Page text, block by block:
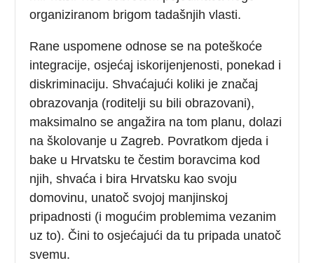
organiziranom brigom tadašnjih vlasti.
Rane uspomene odnose se na poteškoće
integracije, osjećaj iskorijenjenosti, ponekad i
diskriminaciju. Shvaćajući koliki je značaj
obrazovanja (roditelji su bili obrazovani),
maksimalno se angažira na tom planu, dolazi
na školovanje u Zagreb. Povratkom djeda i
bake u Hrvatsku te čestim boravcima kod
njih, shvaća i bira Hrvatsku kao svoju
domovinu, unatoč svojoj manjinskoj
pripadnosti (i mogućim problemima vezanim
uz to). Čini to osjećajući da tu pripada unatoč
svemu.